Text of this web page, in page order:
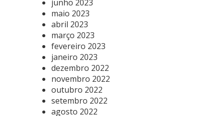
junho 2023
maio 2023
abril 2023
março 2023
fevereiro 2023
janeiro 2023
dezembro 2022
novembro 2022
outubro 2022
setembro 2022
agosto 2022